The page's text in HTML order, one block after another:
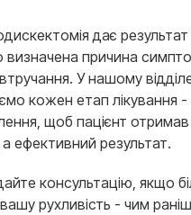
дає результат
визначена причина
У нашому
кожен етап лікування -
щоб пацієнт
ефективний результат.
консультацію, якщо
рухливість - чим